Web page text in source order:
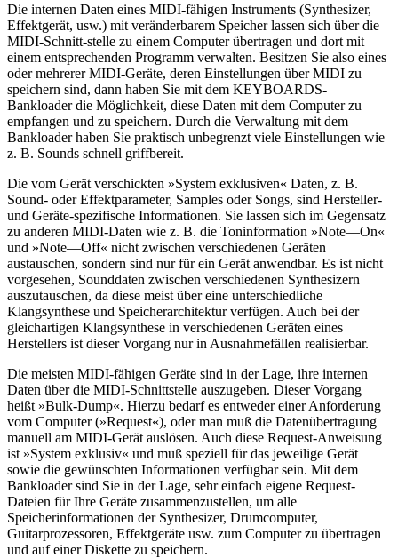
Die internen Daten eines MIDI-fähigen Instruments (Synthesizer,
Effektgerät, usw.) mit veränderbarem Speicher lassen sich über die
MIDI-Schnitt-stelle zu einem Computer übertragen und dort mit
einem entsprechenden Programm verwalten. Besitzen Sie also eines
oder mehrerer MIDI-Geräte, deren Einstellungen über MIDI zu
speichern sind, dann haben Sie mit dem KEYBOARDS-
Bankloader die Möglichkeit, diese Daten mit dem Computer zu
empfangen und zu speichern. Durch die Verwaltung mit dem
Bankloader haben Sie praktisch unbegrenzt viele Einstellungen wie
z. B. Sounds schnell griffbereit.
Die vom Gerät verschickten »System exklusiven« Daten, z. B.
Sound- oder Effektparameter, Samples oder Songs, sind Hersteller-
und Geräte-spezifische Informationen. Sie lassen sich im Gegensatz
zu anderen MIDI-Daten wie z. B. die Toninformation »Note—On«
und »Note—Off« nicht zwischen verschiedenen Geräten
austauschen, sondern sind nur für ein Gerät anwendbar. Es ist nicht
vorgesehen, Sounddaten zwischen verschiedenen Synthesizern
auszutauschen, da diese meist über eine unterschiedliche
Klangsynthese und Speicherarchitektur verfügen. Auch bei der
gleichartigen Klangsynthese in verschiedenen Geräten eines
Herstellers ist dieser Vorgang nur in Ausnahmefällen realisierbar.
Die meisten MIDI-fähigen Geräte sind in der Lage, ihre internen
Daten über die MIDI-Schnittstelle auszugeben. Dieser Vorgang
heißt »Bulk-Dump«. Hierzu bedarf es entweder einer Anforderung
vom Computer (»Request«), oder man muß die Datenübertragung
manuell am MIDI-Gerät auslösen. Auch diese Request-Anweisung
ist »System exklusiv« und muß speziell für das jeweilige Gerät
sowie die gewünschten Informationen verfügbar sein. Mit dem
Bankloader sind Sie in der Lage, sehr einfach eigene Request-
Dateien für Ihre Geräte zusammenzustellen, um alle
Speicherinformationen der Synthesizer, Drumcomputer,
Guitarprozessoren, Effektgeräte usw. zum Computer zu übertragen
und auf einer Diskette zu speichern.